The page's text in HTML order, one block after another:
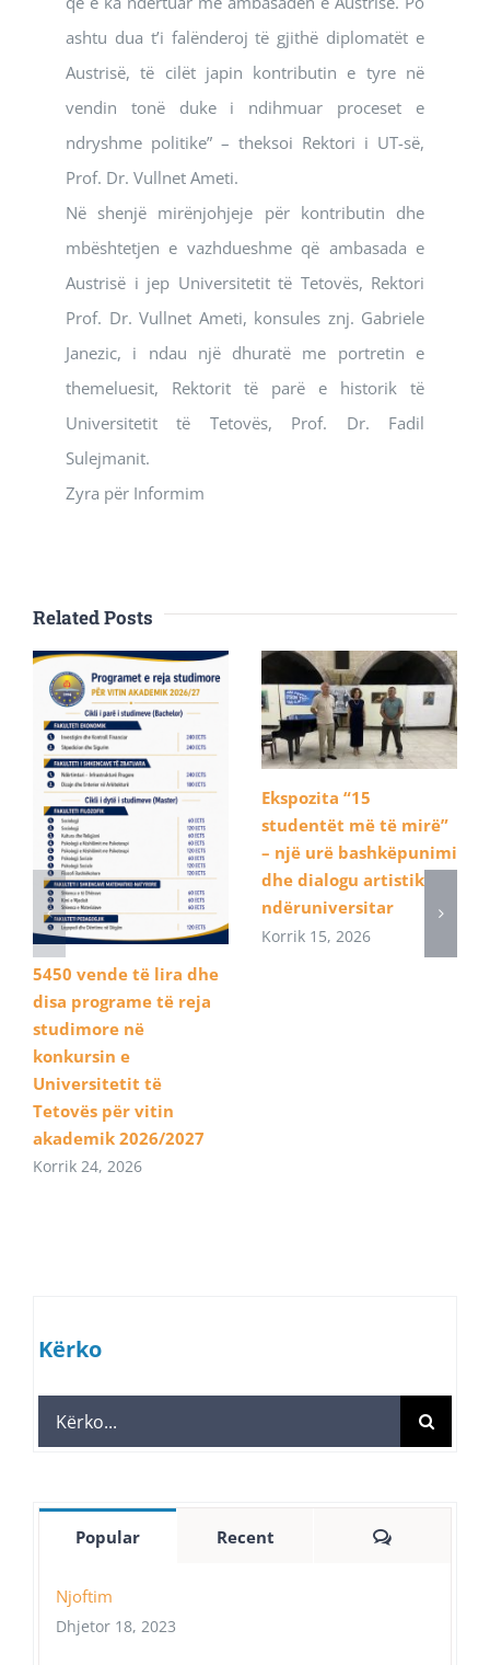
ashtu dua t’i falënderoj të gjithë diplomatët e
Austrisë, të cilët japin kontributin e tyre në
vendin tonë duke i ndihmuar proceset e
ndryshme politike” – theksoi Rektori i UT-së,
Prof. Dr. Vullnet Ameti.
Në shenjë mirënjohjeje për kontributin dhe
mbështetjen e vazhdueshme që ambasada e
Austrisë i jep Universitetit të Tetovës, Rektori
Prof. Dr. Vullnet Ameti, konsules znj. Gabriele
Janezic, i ndau një dhuratë me portretin e
themeluesit, Rektorit të parë e historik të
Universitetit të Tetovës, Prof. Dr. Fadil
Sulejmanit.
Zyra për Informim
Related Posts
5450 vende të lira dhe
disa programe të reja
studimore në
konkursin e
Universitetit të
Tetovës për vitin
akademik 2026/2027
Korrik 24, 2026
Ekspozita “15
studentët më të mirë”
– një urë bashkëpunimi
dhe dialogu artistik
ndëruniversitar
Korrik 15, 2026
Kërko
Search
for:
Popular Recent Comments
Njoftim
Dhjetor 18, 2023